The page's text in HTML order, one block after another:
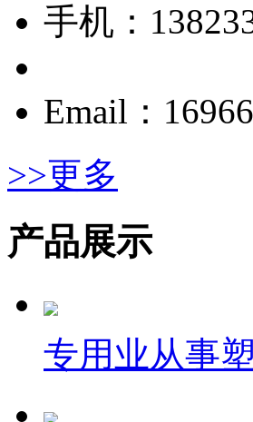
手机：
Email：
>>更多
产品展示
专用业从事